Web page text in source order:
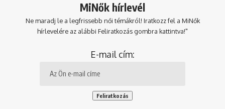
MiNők hírlevél
Ne maradj le a legfrissebb női témákról! Iratkozz fel a MiNők
hírlevelére az alábbi Feliratkozás gombra kattintva!"
E-mail cím: